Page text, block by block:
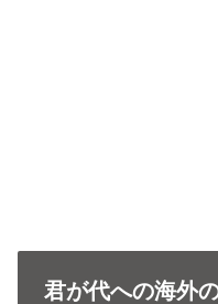
君が代への海外